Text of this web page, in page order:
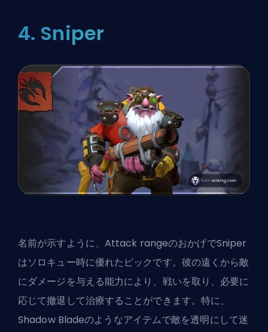
4. Sniper
名前が示すように、Attack rangeのおかげでSniper
はソロキュー時に優れたピックです。彼の遠くから敵
にダメージを与える能力により、戦いを取り、必要に
応じて撤退して治療することができます。特に、
Shadow Bladeのようなアイテムで敵を透明にして迷